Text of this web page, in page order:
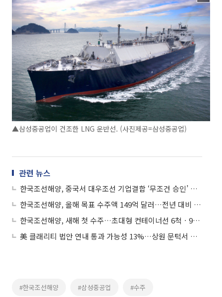
▲삼성중공업이 건조한 LNG 운반선. (사진제공=삼성중공업)
관련 뉴스
한국조선해양, 중국서 대우조선 기업결합 ‘무조건 승인’ 받아
한국조선해양, 올해 목표 수주액 149억 달러…전년 대비 35%↑
한국조선해양, 새해 첫 수주…초대형 컨테이너선 6척ㆍ9000억 원 규모
美 클래리티 법안 연내 통과 가능성 13%…상원 문턱서 제동
#한국조선해양 #삼성중공업 #수주